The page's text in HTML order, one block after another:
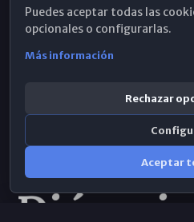
Puedes aceptar todas las
opcionales o configurarlas.
Más información
Rechazar
Aceptar